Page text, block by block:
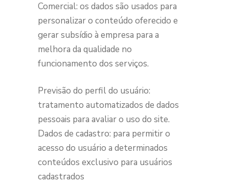
Comercial: os dados são usados para
personalizar o conteúdo oferecido e
gerar subsídio à empresa para a
melhora da qualidade no
funcionamento dos serviços.
Previsão do perfil do usuário:
tratamento automatizados de dados
pessoais para avaliar o uso do site.
Dados de cadastro: para permitir o
acesso do usuário a determinados
conteúdos exclusivo para usuários
cadastrados